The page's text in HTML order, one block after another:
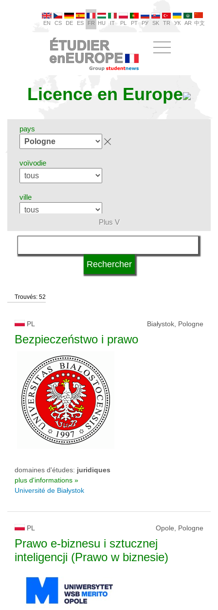
EN CS DE ES FR HU IT PL PT РУ SK TR УК AR 中文
Licence en Europe
pays
voïvodie
ville
domaines d'études
système d'études
type d'université
statut d'université
Plus V
Trouvés: 52
PL Białystok, Pologne
Bezpieczeństwo i prawo
domaines d'études: juridiques
plus d'informations »
Université de Białystok
PL Opole, Pologne
Prawo e-biznesu i sztucznej
inteligencji (Prawo w biznesie)